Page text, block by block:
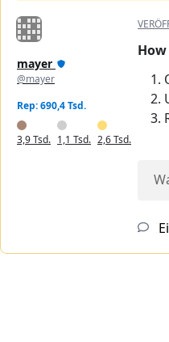
mayer
@mayer
Rep: 690,4 Tsd.
3,9 Tsd. 1,1 Tsd. 2,6 Tsd.